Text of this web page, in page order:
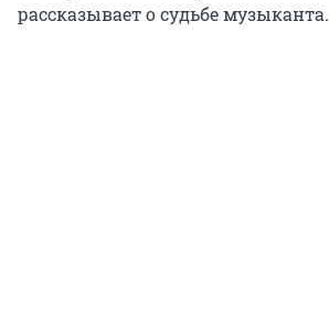
рассказывает о судьбе музыканта.